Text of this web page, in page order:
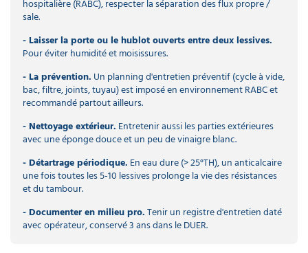
hospitalière (RABC), respecter la séparation des flux propre /
sale.
- Laisser la porte ou le hublot ouverts entre deux lessives.
Pour éviter humidité et moisissures.
- La prévention. Un planning d'entretien préventif (cycle à vide,
bac, filtre, joints, tuyau) est imposé en environnement RABC et
recommandé partout ailleurs.
- Nettoyage extérieur. Entretenir aussi les parties extérieures
avec une éponge douce et un peu de vinaigre blanc.
- Détartrage périodique. En eau dure (> 25°TH), un anticalcaire
une fois toutes les 5-10 lessives prolonge la vie des résistances
et du tambour.
- Documenter en milieu pro.Tenir un registre d'entretien daté
avec opérateur, conservé 3 ans dans le DUER.